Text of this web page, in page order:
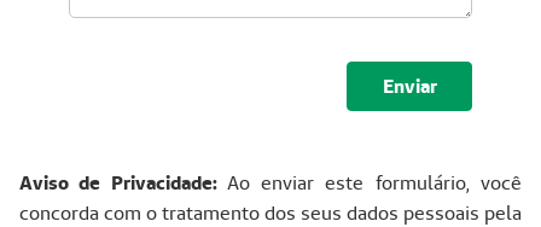
Submeter
Aviso de Privacidade: Ao enviar este formulário, você
concorda com o tratamento dos seus dados pessoais pela